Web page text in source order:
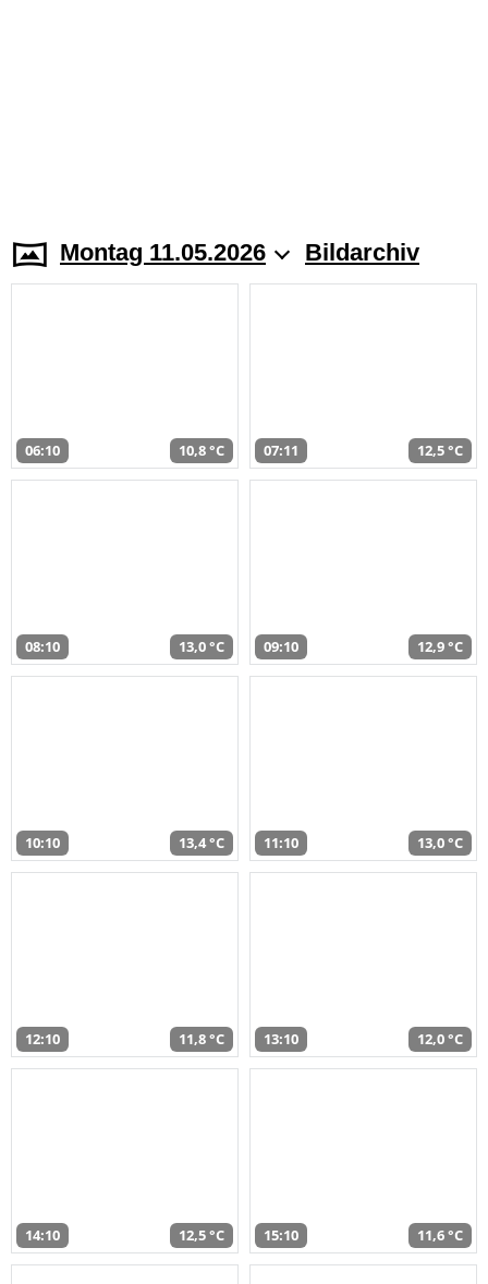
Montag 11.05.2026 Bildarchiv
06:10 10,8 °C 07:11 12,5 °C
08:10 13,0 °C 09:10 12,9 °C
10:10 13,4 °C 11:10 13,0 °C
12:10 11,8 °C 13:10 12,0 °C
14:10 12,5 °C 15:10 11,6 °C